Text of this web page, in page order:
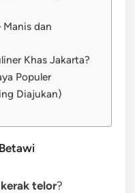
Manis dan
Khas Jakarta?
Populer
Diajukan)
kerak telor?